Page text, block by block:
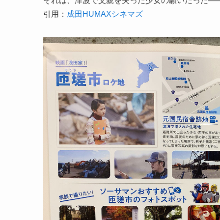
引用： 成田HUMAXシネマズ